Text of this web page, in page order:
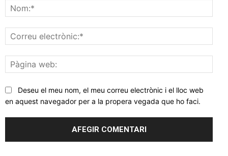
web:
Deseu el meu nom, el meu correu electrònic i el lloc web
en aquest navegador per a la propera vegada que ho faci.